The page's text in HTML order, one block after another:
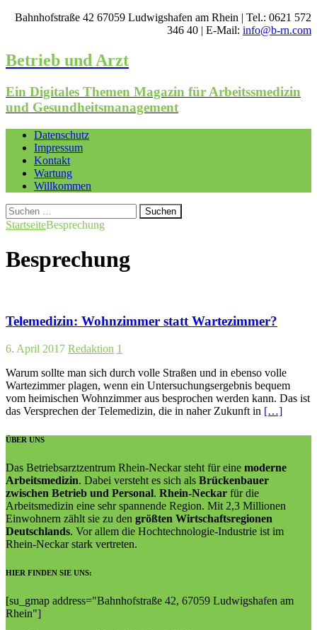
Bahnhofstraße 42 67059 Ludwigshafen am Rhein | Tel.: 0621 572
346 40 | E-Mail: info@b-rn.com
Betrieb und Arzt
Ein Digitales Themen Magazin für Arbeitssmedizin
und Gesundheitsmanagement
Datenschutz
Impressum
Kontakt
Wartung
Willkommen
Suchen
nach:
StartseiteBesprechung
Besprechung
Telemedizin: Wohnzimmer statt Wartezimmer?
6. April 2017 Redaktion 1
Warum sollte man sich durch volle Straßen und in ebenso volle
Wartezimmer plagen, wenn ein Untersuchungsergebnis bequem
vom heimischen Wohnzimmer aus besprochen werden kann. Das ist
das Versprechen der Telemedizin, die in naher Zukunft in […]
ÜBER UNS
Das Betriebsarztzentrum Rhein-Neckar steht für eine moderne
Arbeitsmedizin. Dabei versteht es sich als Brückenbauer
zwischen Betrieb und Personal. Rhein-Neckar für die
Arbeitsmedizin eine sehr spannende Region. Mit 2,3 Millionen
Einwohnern zählt sie zu den größten Wirtschaftsregionen
Deutschlands. Vor allem die Hochtechnologie-Industrie ist im
Rhein-Neckar stark vertreten.
HIER FINDEN SIE UNS:
[su_gmap address="Bahn­hof­straße 42, 67059 Lud­wigs­ha­fen am
Rhein"]